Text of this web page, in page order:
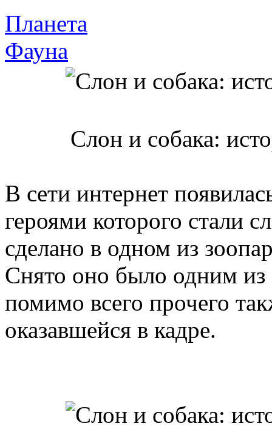
Планета
Фауна
Слон и собака:
В сети интернет
героями которого стали
сделано в одном из
Снято оно было одним из
помимо всего прочего
оказавшейся в кадре.